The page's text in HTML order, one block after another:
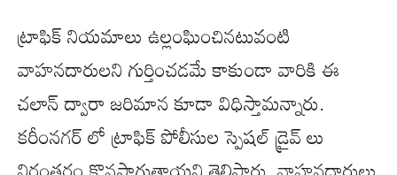
ట్రాఫిక్ నియమాలు ఉల్లంఘించినటువంటి
వాహనదారులని గుర్తించడమే కాకుండా వారికి ఈ
చలాన్ ద్వారా జరిమాన కూడా విధిస్తామన్నారు.
కరీంనగర్ లో ట్రాఫిక్ పోలీసుల స్పెషల్ డ్రైవ్ లు